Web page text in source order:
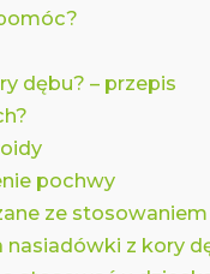
dębu? – przepis
pochwy
ze
z kory